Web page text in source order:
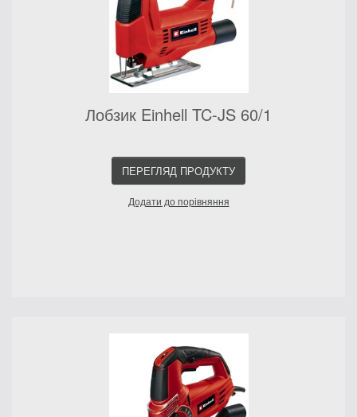
Лобзик Einhell TC-JS 60/1
ПЕРЕГЛЯД ПРОДУКТУ
Додати до порівняння